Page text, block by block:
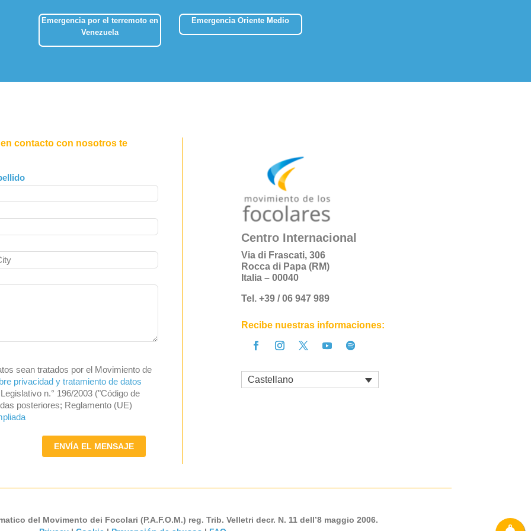
Emergencia por el terremoto en
Venezuela
Emergencia Oriente Medio
contacto con nosotros te
sean tratados por el Movimiento de
privacidad y tratamiento de datos
n.° 196/2003 ("Código de
posteriores; Reglamento (UE)
ENVÍA EL MENSAJE
Centro Internacional
Via di Frascati, 306
Rocca di Papa (RM)
Italia – 00040
Tel. +39 / 06 947 989
Recibe nuestras informaciones:
Castellano
del Movimento dei Focolari (P.A.F.O.M.) reg. Trib. Velletri decr. N. 11 dell’8 maggio 2006.